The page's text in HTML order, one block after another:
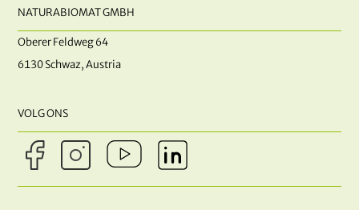
NATURABIOMAT GMBH
Oberer Feldweg 64
6130 Schwaz, Austria
VOLG ONS